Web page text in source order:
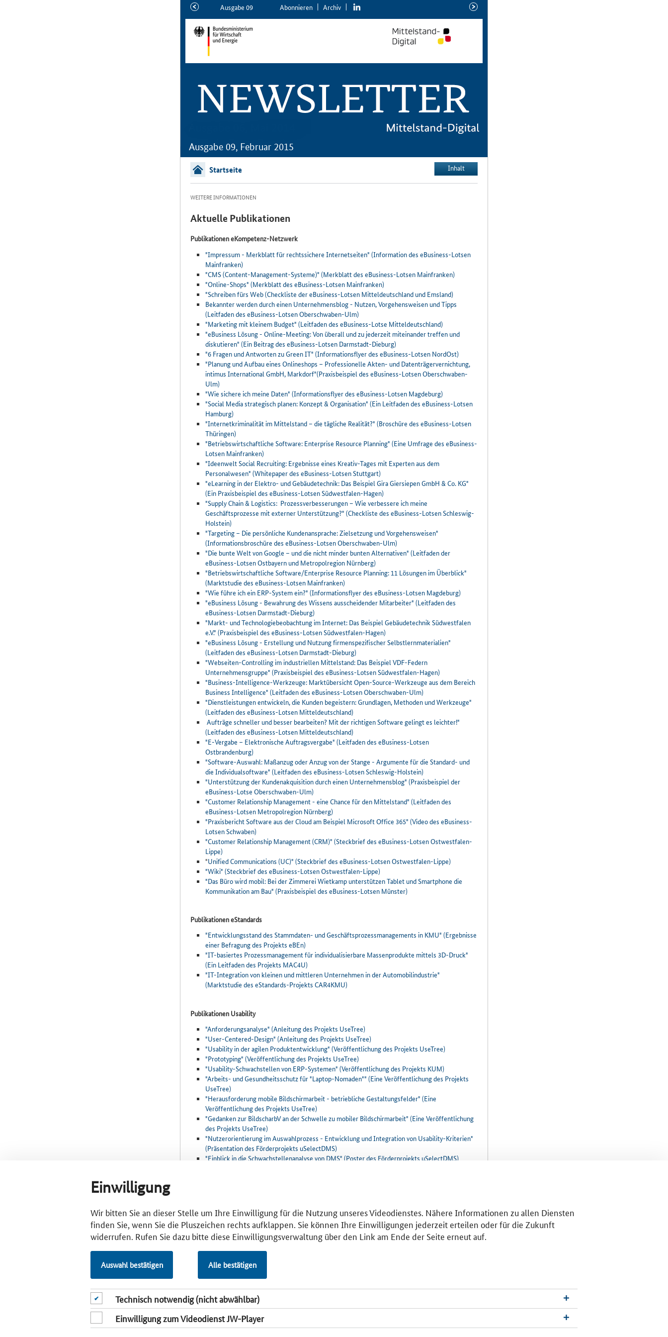
Einwilligung
Wir bitten Sie an dieser Stelle um Ihre Einwilligung für die Nutzung unseres Videodienstes. Nähere Informationen zu allen Diensten
finden Sie, wenn Sie die Pluszeichen rechts aufklappen. Sie können Ihre Einwilligungen jederzeit erteilen oder für die Zukunft
widerrufen. Rufen Sie dazu bitte diese Einwilligungsverwaltung über den Link am Ende der Seite erneut auf.
Auswahl bestätigen Alle bestätigen
Technisch notwendig (nicht abwählbar)
Einwilligung zum Videodienst JW-Player
ältere
Ausgabe
Ausgabe 09 Abon­nie­ren Ar­chiv linkedin
neuere
Ausgabe
Ausgabe 09, Februar 2015
Startseite Inhalt
WEITERE INFORMATIONEN
Aktuelle Publikationen
Publikationen eKompetenz-Netzwerk
"Impressum - Merkblatt für rechtssichere Internetseiten" (Information des eBusiness-Lotsen
Mainfranken)
"CMS (Content-Management-Systeme)" (Merkblatt des eBusiness-Lotsen Mainfranken)
"Online-Shops" (Merkblatt des eBusiness-Lotsen Mainfranken)
"Schreiben fürs Web (Checkliste der eBusiness-Lotsen Mitteldeutschland und Emsland)
Bekannter werden durch einen Unternehmensblog - Nutzen, Vorgehensweisen und Tipps
(Leitfaden des eBusiness-Lotsen Oberschwaben-Ulm)
"Marketing mit kleinem Budget" (Leitfaden des eBusiness-Lotse Mitteldeutschland)
"eBusiness Lösung - Online-Meeting: Von überall und zu jederzeit miteinander treffen und
diskutieren" (Ein Beitrag des eBusiness-Lotsen Darmstadt-Dieburg)
"6 Fragen und Antworten zu Green IT" (Informationsflyer des eBusiness-Lotsen NordOst)
"Planung und Aufbau eines Onlineshops – Professionelle Akten- und Datenträgervernichtung,
intimus International GmbH, Markdorf"(Praxisbeispiel des eBusiness-Lotsen Oberschwaben-
Ulm)
"Wie sichere ich meine Daten" (Informationsflyer des eBusiness-Lotsen Magdeburg)
"Social Media strategisch planen: Konzept & Organisation" (Ein Leitfaden des eBusiness-Lotsen
Hamburg)
"Internetkriminalität im Mittelstand – die tägliche Realität?" (Broschüre des eBusiness-Lotsen
Thüringen)
"Betriebswirtschaftliche Software: Enterprise Resource Planning" (Eine Umfrage des eBusiness-
Lotsen Mainfranken)
"Ideenwelt Social Recruiting: Ergebnisse eines Kreativ-Tages mit Experten aus dem
Personalwesen" (Whitepaper des eBusiness-Lotsen Stuttgart)
"eLearning in der Elektro- und Gebäudetechnik: Das Beispiel Gira Giersiepen GmbH & Co. KG"
(Ein Praxisbeispiel des eBusiness-Lotsen Südwestfalen-Hagen)
"Supply Chain & Logistics: Prozessverbesserungen – Wie verbessere ich meine
Geschäftsprozesse mit externer Unterstützung?" (Checkliste des eBusiness-Lotsen Schleswig-
Holstein)
"Targeting – Die persönliche Kundenansprache: Zielsetzung und Vorgehensweisen"
(Informationsbroschüre des eBusiness-Lotsen Oberschwaben-Ulm)
"Die bunte Welt von Google – und die nicht minder bunten Alternativen" (Leitfaden der
eBusiness-Lotsen Ostbayern und Metropolregion Nürnberg)
"Betriebswirtschaftliche Software/Enterprise Resource Planning: 11 Lösungen im Überblick"
(Marktstudie des eBusiness-Lotsen Mainfranken)
"Wie führe ich ein ERP-System ein?" (Informationsflyer des eBusiness-Lotsen Magdeburg)
"eBusiness Lösung - Bewahrung des Wissens ausscheidender Mitarbeiter" (Leitfaden des
eBusiness-Lotsen Darmstadt-Dieburg)
"Markt- und Technologiebeobachtung im Internet: Das Beispiel Gebäudetechnik Südwestfalen
e.V." (Praxisbeispiel des eBusiness-Lotsen Südwestfalen-Hagen)
"eBusiness Lösung - Erstellung und Nutzung firmenspezifischer Selbstlernmaterialien"
(Leitfaden des eBusiness-Lotsen Darmstadt-Dieburg)
"Webseiten-Controlling im industriellen Mittelstand: Das Beispiel VDF-Federn
Unternehmensgruppe" (Praxisbeispiel des eBusiness-Lotsen Südwestfalen-Hagen)
"Business-Intelligence-Werkzeuge: Marktübersicht Open-Source-Werkzeuge aus dem Bereich
Business Intelligence" (Leitfaden des eBusiness-Lotsen Oberschwaben-Ulm)
"Dienstleistungen entwickeln, die Kunden begeistern: Grundlagen, Methoden und Werkzeuge"
(Leitfaden des eBusiness-Lotsen Mitteldeutschland)
Aufträge schneller und besser bearbeiten? Mit der richtigen Software gelingt es leichter!"
(Leitfaden des eBusiness-Lotsen Mitteldeutschland)
"E-Vergabe – Elektronische Auftragsvergabe" (Leitfaden des eBusiness-Lotsen
Ostbrandenburg)
"Software-Auswahl: Maßanzug oder Anzug von der Stange - Argumente für die Standard- und
die Individualsoftware" (Leitfaden des eBusiness-Lotsen Schleswig-Holstein)
"Unterstützung der Kundenakquisition durch einen Unternehmensblog" (Praxisbeispiel der
eBusiness-Lotse Oberschwaben-Ulm)
"Customer Relationship Management - eine Chance für den Mittelstand" (Leitfaden des
eBusiness-Lotsen Metropolregion Nürnberg)
"Praxisbericht Software aus der Cloud am Beispiel Microsoft Office 365" (Video des eBusiness-
Lotsen Schwaben)
"Customer Relationship Management (CRM)" (Steckbrief des eBusiness-Lotsen Ostwestfalen-
Lippe)
"Unified Communications (UC)" (Steckbrief des eBusiness-Lotsen Ostwestfalen-Lippe)
"Wiki" (Steckbrief des eBusiness-Lotsen Ostwestfalen-Lippe)
"Das Büro wird mobil: Bei der Zimmerei Wietkamp unterstützen Tablet und Smartphone die
Kommunikation am Bau" (Praxisbeispiel des eBusiness-Lotsen Münster)
Publikationen eStandards
"Entwicklungsstand des Stammdaten- und Geschäftsprozessmanagements in KMU" (Ergebnisse
einer Befragung des Projekts eBEn)
"IT-basiertes Prozessmanagement für individualisierbare Massenprodukte mittels 3D-Druck"
(Ein Leitfaden des Projekts MAC4U)
"IT-Integration von kleinen und mittleren Unternehmen in der Automobilindustrie"
(Marktstudie des eStandards-Projekts CAR4KMU)
Publikationen Usability
"Anforderungsanalyse" (Anleitung des Projekts UseTree)
"User-Centered-Design" (Anleitung des Projekts UseTree)
"Usability in der agilen Produktentwicklung" (Veröffentlichung des Projekts UseTree)
"Prototyping" (Veröffentlichung des Projekts UseTree)
"Usability-Schwachstellen von ERP-Systemen" (Veröffentlichung des Projekts KUM)
"Arbeits- und Gesundheitsschutz für "Laptop-Nomaden"" (Eine Veröffentlichung des Projekts
UseTree)
"Herausforderung mobile Bildschirmarbeit - betriebliche Gestaltungsfelder" (Eine
Veröffentlichung des Projekts UseTree)
"Gedanken zur BildscharbV an der Schwelle zu mobiler Bildschirmarbeit" (Eine Veröffentlichung
des Projekts UseTree)
"Nutzerorientierung im Auswahlprozess - Entwicklung und Integration von Usability-Kriterien"
(Präsentation des Förderprojekts uSelectDMS)
"Einblick in die Schwachstellenanalyse von DMS" (Poster des Förderprojekts uSelectDMS)
"Software-Ergonomie von Dokumenten Management Systemen unter Berücksichtigung des
Erfahrungsgrades der Benutzer - Ergebnisse einer Umfrage" (Eine Veröffentlichung des
Projekts USelectDMS)
"Usability Engineering-Methoden: 15 Methodenelemente für Analyse, Konzeption &
"Auf Usability gebaut – Entwicklung und Einführung einer einfachen Ressourcenplanung für
Bauunternehmen" (Praxisbeispiel des Projekts KompUEterchen4KMU)
Newsletter abonnieren Newsletter abbestellen